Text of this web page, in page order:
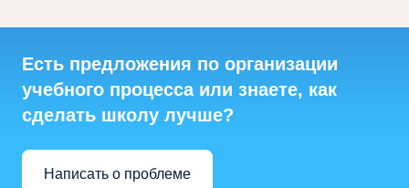
Есть предложения по организации
учебного процесса или знаете, как
сделать школу лучше?
Написать о проблеме